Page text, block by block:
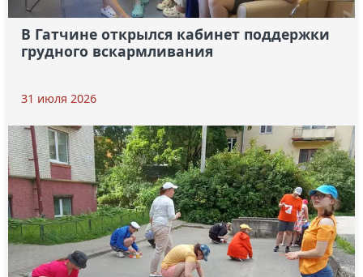
В Гатчине открылся кабинет поддержки
грудного вскармливания
31 июля 2026